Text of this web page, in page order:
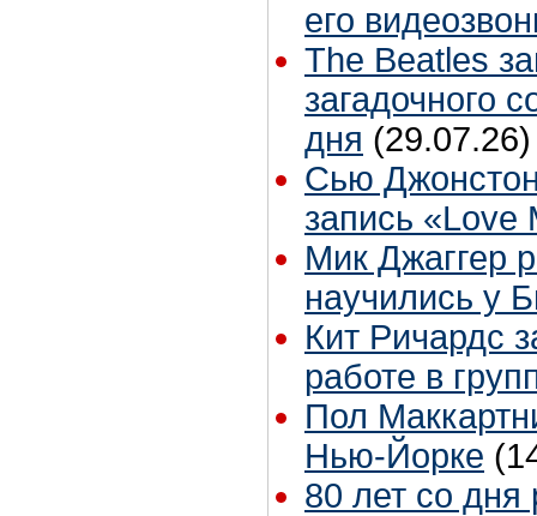
его
The Beatles
загадочного
дня (29.07.26)
Сью
запись «Love
Мик Джаггер
научились у
Кит Ричардс
работе в
Пол
Нью-Йорке
80 лет со